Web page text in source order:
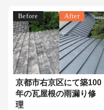
Before After
京都市右京区にて築100
年の瓦屋根の雨漏り修
理